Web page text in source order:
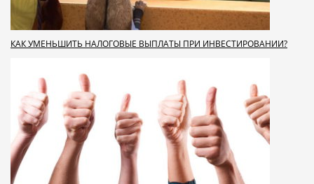
КАК УМЕНЬШИТЬ НАЛОГОВЫЕ ВЫПЛАТЫ ПРИ ИНВЕСТИРОВАНИИ?